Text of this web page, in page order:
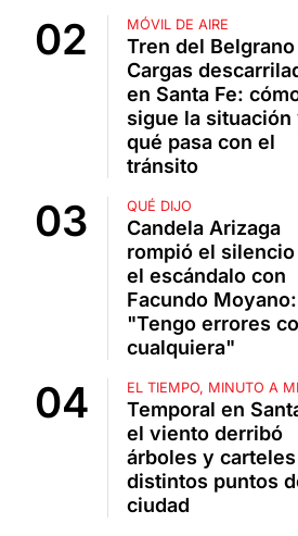
MÓVIL DE AIRE
Tren del Belgrano
Cargas
en Santa Fe:
sigue la situación
qué pasa con el
tránsito
QUÉ DIJO
Candela Arizaga
rompió el silencio
el escándalo con
Facundo Moyano:
"Tengo errores
cualquiera"
EL TIEMPO, MINUTO A
Temporal en
el viento derribó
árboles y
distintos puntos
ciudad